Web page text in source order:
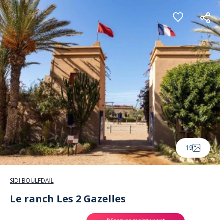
Panneau de gestion des cookies
19
SIDI BOULFDAIL
Le ranch Les 2 Gazelles